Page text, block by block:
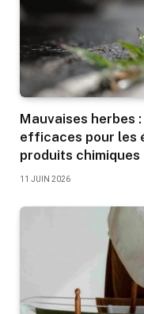
Mauvaises herbes
efficaces pour les
produits chimiques
11 JUIN 2026